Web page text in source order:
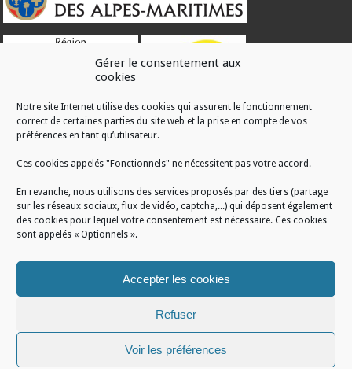
Gérer le consentement aux
cookies
Notre site Internet utilise des cookies qui assurent le fonctionnement
correct de certaines parties du site web et la prise en compte de vos
préférences en tant qu’utilisateur.
Ces cookies appelés "Fonctionnels" ne nécessitent pas votre accord.
En revanche, nous utilisons des services proposés par des tiers (partage
sur les réseaux sociaux, flux de vidéo, captcha,...) qui déposent également
des cookies pour lequel votre consentement est nécessaire. Ces cookies
sont appelés « Optionnels ».
Accepter les cookies
Refuser
Voir les préférences
RÉALISATION